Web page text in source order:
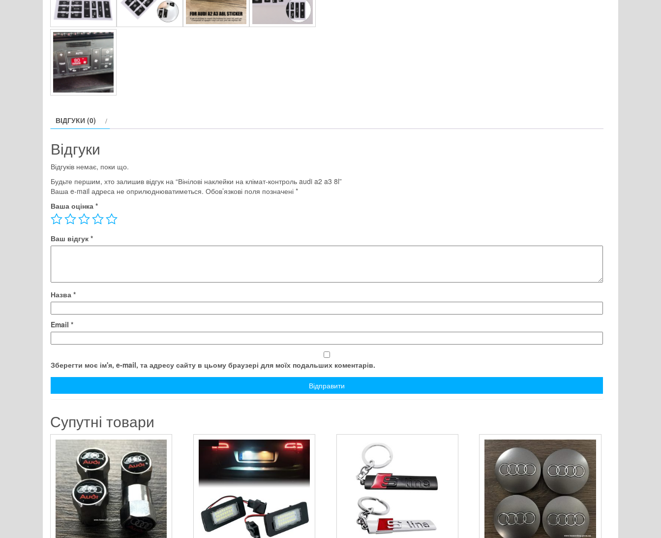
ВІДГУКИ (0)
Відгуки
Відгуків немає, поки що.
Будьте першим, хто залишив відгук на “Вінілові наклейки на клімат-контроль audi a2 a3 8l”
Ваша e-mail адреса не оприлюднюватиметься. Обов’язкові поля позначені *
Ваша оцінка *
Ваш відгук *
Назва *
Email *
Зберегти моє ім'я, e-mail, та адресу сайту в цьому браузері для моїх подальших коментарів.
Супутні товари